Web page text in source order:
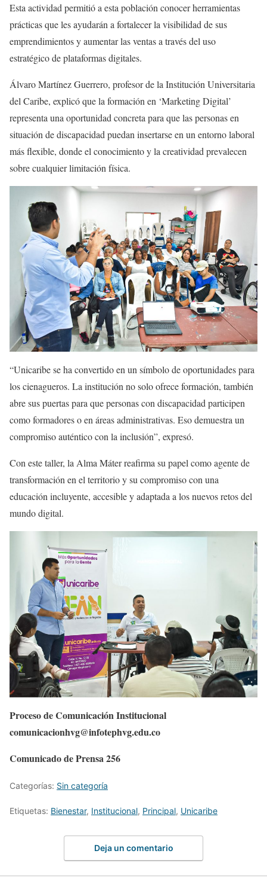
Esta actividad permitió a esta población conocer herramientas
prácticas que les ayudarán a fortalecer la visibilidad de sus
emprendimientos y aumentar las ventas a través del uso
estratégico de plataformas digitales.
Álvaro Martínez Guerrero, profesor de la Institución Universitaria
del Caribe, explicó que la formación en ‘Marketing Digital’
representa una oportunidad concreta para que las personas en
situación de discapacidad puedan insertarse en un entorno laboral
más flexible, donde el conocimiento y la creatividad prevalecen
sobre cualquier limitación física.
“Unicaribe se ha convertido en un símbolo de oportunidades para
los cienagueros. La institución no solo ofrece formación, también
abre sus puertas para que personas con discapacidad participen
como formadores o en áreas administrativas. Eso demuestra un
compromiso auténtico con la inclusión”, expresó.
Con este taller, la Alma Máter reafirma su papel como agente de
transformación en el territorio y su compromiso con una
educación incluyente, accesible y adaptada a los nuevos retos del
mundo digital.
Proceso de Comunicación Institucional
comunicacionhvg@infotephvg.edu.co
Comunicado de Prensa 256
Categorías: Sin categoría
Etiquetas: Bienestar, Institucional, Principal, Unicaribe
Deja un comentario